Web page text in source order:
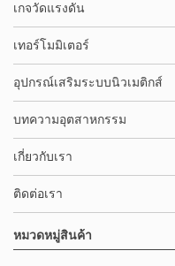
เกจวัดแรงดัน
เทอร์โมมิเตอร์
อุปกรณ์เสริมระบบนิวเมติกส์
บทความอุตสาหกรรม
เกี่ยวกับเรา
ติดต่อเรา
หมวดหมู่สินค้า